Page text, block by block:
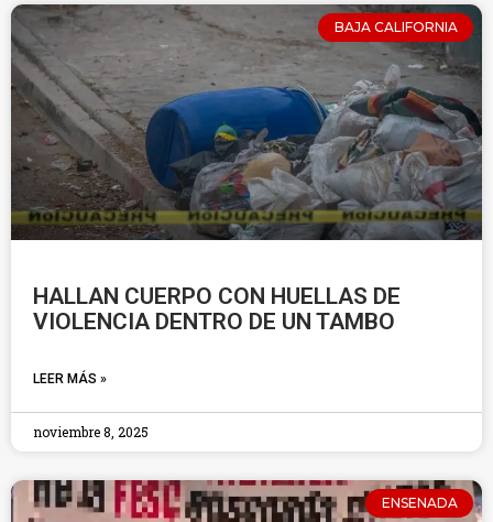
BAJA CALIFORNIA
HALLAN CUERPO CON HUELLAS DE
VIOLENCIA DENTRO DE UN TAMBO
LEER MÁS »
noviembre 8, 2025
ENSENADA